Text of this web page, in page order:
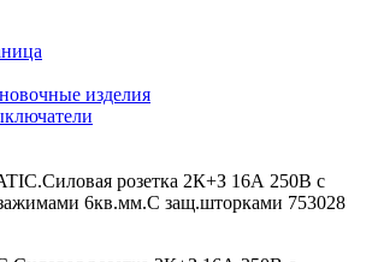
изделия
розетка 2К+З 16А 250В с
6кв.мм.С защ.шторками 753028